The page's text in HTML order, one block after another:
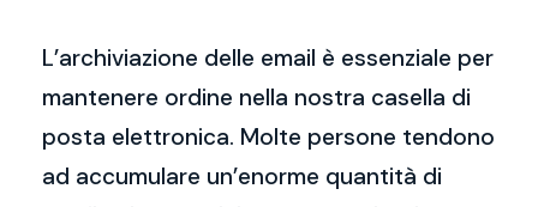
L’archiviazione delle email è essenziale per
mantenere ordine nella nostra casella di
posta elettronica. Molte persone tendono
ad accumulare un’enorme quantità di